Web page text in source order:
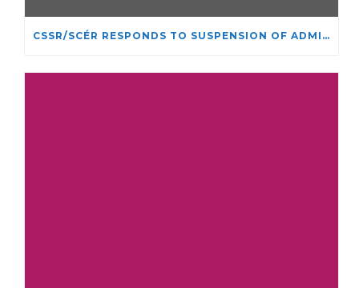
CSSR/SCÉR RESPONDS TO SUSPENSION OF ADMISSIONS IN YORK UNIVERSITY’S RELIGIOUS STUDIES PROGRAM